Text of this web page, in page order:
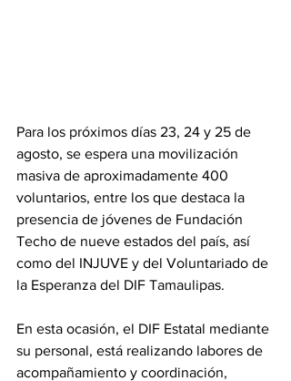
Para los próximos días 23, 24 y 25 de
agosto, se espera una movilización
masiva de aproximadamente 400
voluntarios, entre los que destaca la
presencia de jóvenes de Fundación
Techo de nueve estados del país, así
como del INJUVE y del Voluntariado de
la Esperanza del DIF Tamaulipas.
En esta ocasión, el DIF Estatal mediante
su personal, está realizando labores de
acompañamiento y coordinación,